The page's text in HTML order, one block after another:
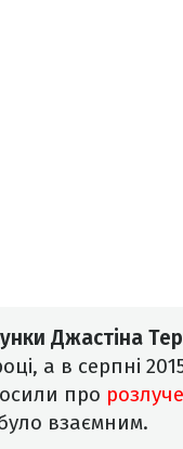
Джастіна
а в серпні
про
взаємним.